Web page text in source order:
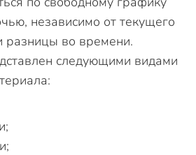
независимо от текущего
разницы во времени.
следующими видами